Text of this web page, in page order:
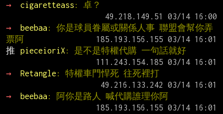
→
cigaretteass : 卓？
→
beebaa: 你是球員眷屬或關係人事 聯盟會幫你弄
票阿
推
pieceioriX : 是不是特權代購 一句話就好
→
Retangle : 特權車門悍死 往死裡打
→
beebaa: 阿你是路人 喊代購誰理你阿